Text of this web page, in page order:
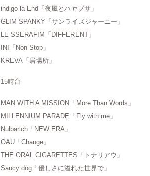
indigo la End「夜風とハヤブサ」
GLIM SPANKY「サンライズジャーニー」
LE SSERAFIM「DIFFERENT」
INI「Non-Stop」
KREVA「居場所」
15時台
MAN WITH A MISSION「More Than Words」
MILLENNIUM PARADE「Fly with me」
Nulbarich「NEW ERA」
OAU「Change」
THE ORAL CIGARETTES「トナリアウ」
Saucy dog「優しさに溢れた世界で」